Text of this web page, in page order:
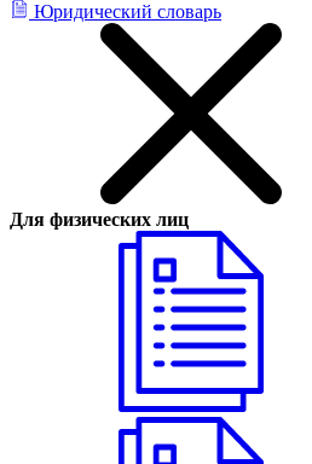
Юридический словарь
Для физических лиц